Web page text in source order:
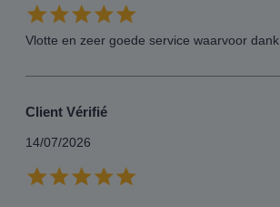
Vlotte en zeer goede service waarvoor dank
Client Vérifié
14/07/2026